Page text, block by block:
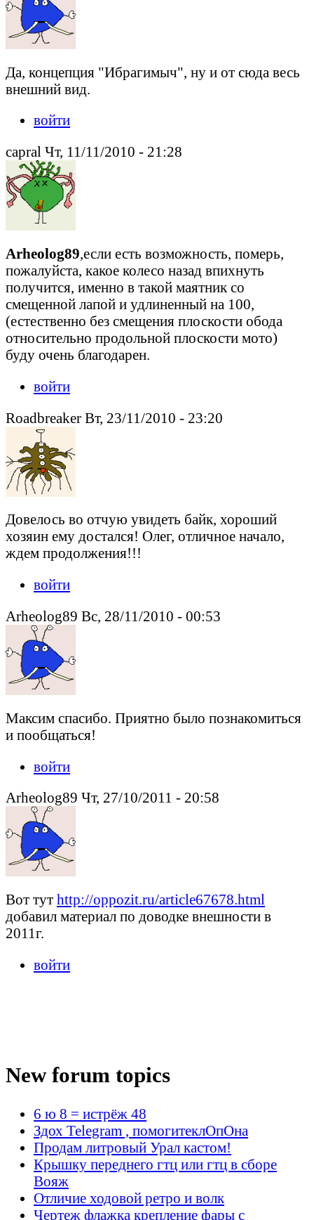
Да, концепция "Ибрагимыч", ну и от сюда весь
внешний вид.
войти
capral Чт, 11/11/2010 - 21:28
Arheolog89,если есть возможность, померь,
пожалуйста, какое колесо назад впихнуть
получится, именно в такой маятник со
смещенной лапой и удлиненный на 100,
(естественно без смещения плоскости обода
относительно продольной плоскости мото)
буду очень благодарен.
войти
Roadbreaker Вт, 23/11/2010 - 23:20
Довелось во отчую увидеть байк, хороший
хозяин ему достался! Олег, отличное начало,
ждем продолжения!!!
войти
Arheolog89 Вс, 28/11/2010 - 00:53
Максим спасибо. Приятно было познакомиться
и пообщаться!
войти
Arheolog89 Чт, 27/10/2011 - 20:58
Вот тут http://oppozit.ru/article67678.html
добавил материал по доводке внешности в
2011г.
войти
New forum topics
6 ю 8 = истрёж 48
Здох Telegram , помогитеклОпОна
Продам литровый Урал кастом!
Крышку переднего гтц или гтц в сборе
Вояж
Отличие ходовой ретро и волк
Чертеж флажка крепление фары с